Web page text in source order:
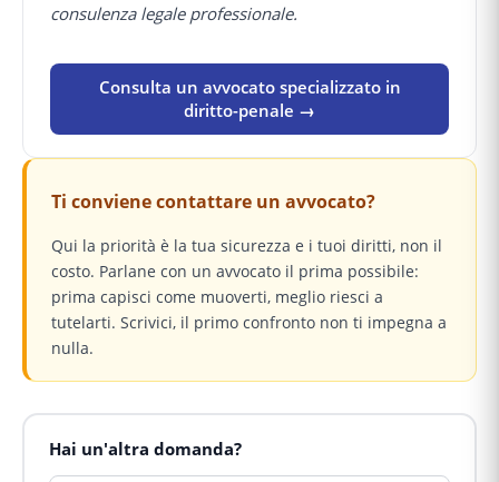
consulenza legale professionale.
Consulta un avvocato specializzato in
diritto-penale →
Ti conviene contattare un avvocato?
Qui la priorità è la tua sicurezza e i tuoi diritti, non il
costo. Parlane con un avvocato il prima possibile:
prima capisci come muoverti, meglio riesci a
tutelarti. Scrivici, il primo confronto non ti impegna a
nulla.
Hai un'altra domanda?